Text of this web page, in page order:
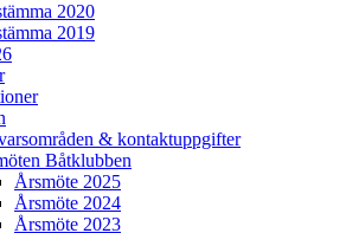
2020
2019
& kontaktuppgifter
Båtklubben
Årsmöte 2025
Årsmöte 2024
Årsmöte 2023